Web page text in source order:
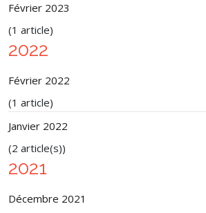
Février 2023
(1 article)
2022
Février 2022
(1 article)
Janvier 2022
(2 article(s))
2021
Décembre 2021